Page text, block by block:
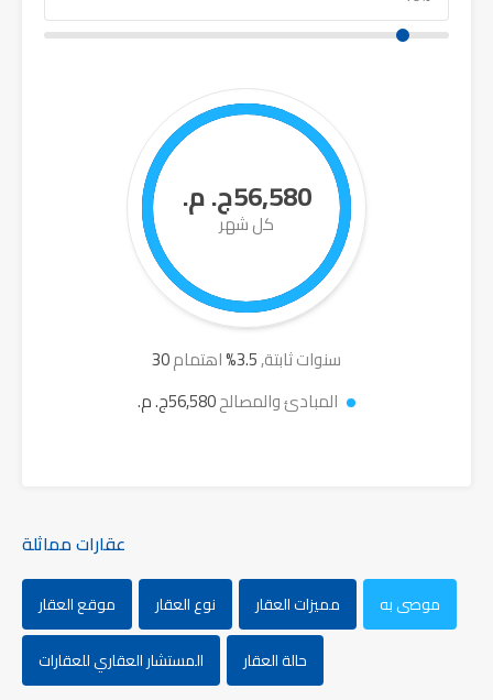
56,580ج. م.
كل شهر
30 سنوات ثابتة,3.5
%اهتمام
المبادئ والمصالح56,580ج. م.
عقارات مماثلة
موصى به مميزات العقار نوع العقار
موقع العقار
حالة العقار
المستشار العقاري للعقارات